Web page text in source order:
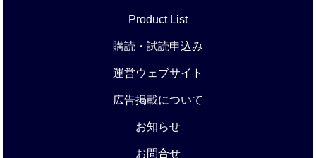
Product List
購読・試読申込み
運営ウェブサイト
広告掲載について
お知らせ
お問合せ